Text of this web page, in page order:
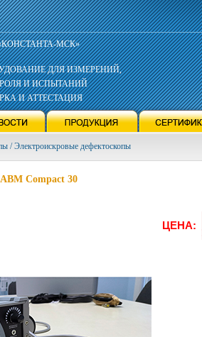
МСК»
ДЛЯ ИЗМЕРЕНИЙ,
И ИСПЫТАНИЙ
И АТТЕСТАЦИЯ
/ Электроискровые дефектоскопы
АВМ Compact 30
ЦЕНА: